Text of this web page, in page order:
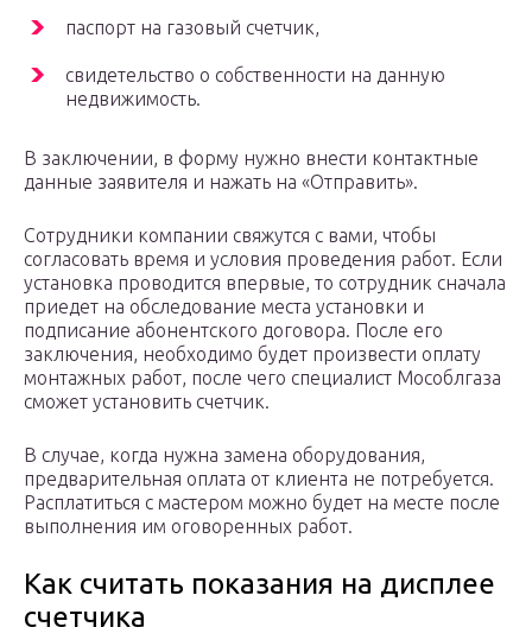
паспорт на газовый счетчик,
свидетельство о собственности на данную
недвижимость.
В заключении, в форму нужно внести контактные
данные заявителя и нажать на «Отправить».
Сотрудники компании свяжутся с вами, чтобы
согласовать время и условия проведения работ. Если
установка проводится впервые, то сотрудник сначала
приедет на обследование места установки и
подписание абонентского договора. После его
заключения, необходимо будет произвести оплату
монтажных работ, после чего специалист Мособлгаза
сможет установить счетчик.
В случае, когда нужна замена оборудования,
предварительная оплата от клиента не потребуется.
Расплатиться с мастером можно будет на месте после
выполнения им оговоренных работ.
Как считать показания на дисплее
счетчика